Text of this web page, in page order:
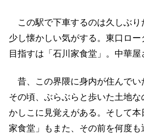
この駅で下車するのは久しぶり
少し懐かしい気がする。東口ロー
目指すは「石川家食堂」。中華屋
昔、この界隈に身内が住んでい
その頃、ぶらぶらと歩いた土地な
かしこに見覚えがある。そして本
家食堂」もまた、その前を何度も